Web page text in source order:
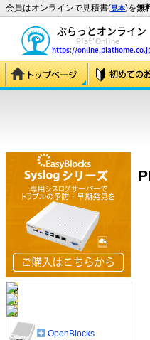
会員はオンラインで見積書(見本)を無
OpenBlocks